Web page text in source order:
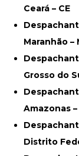
Ceará – CE
Maranhão –
Grosso do
Amazonas –
Distrito